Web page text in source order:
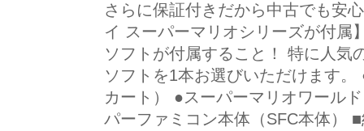
さらに保証付きだから中古でも安
イ スーパーマリオシリーズが付属
ソフトが付属すること！ 特に人気
ソフトを1本お選びいただけます
カート） ●スーパーマリオワール
パーファミコン本体（SFC本体）